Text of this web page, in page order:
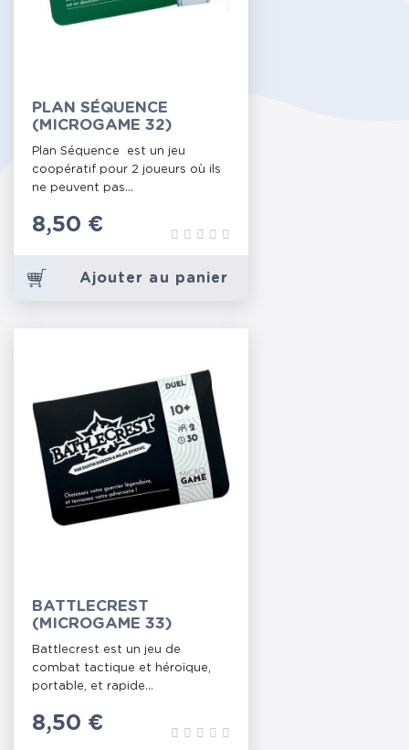
PLAN SÉQUENCE
(MICROGAME 32)
Plan Séquence est un jeu
coopératif pour 2 joueurs où ils
ne peuvent pas...
Prix
8,50 €
Ajouter au panier
BATTLECREST
(MICROGAME 33)
Battlecrest est un jeu de
combat tactique et héroïque,
portable, et rapide...
Prix
8,50 €